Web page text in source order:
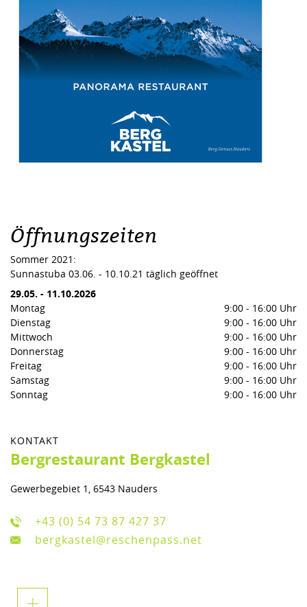
Öffnungszeiten
Sommer 2021:
Sunnastuba 03.06. - 10.10.21 täglich geöffnet
29.05. - 11.10.2026
Montag
9:00 - 16:00 Uhr
Dienstag
9:00 - 16:00 Uhr
Mittwoch
9:00 - 16:00 Uhr
Donnerstag
9:00 - 16:00 Uhr
Freitag
9:00 - 16:00 Uhr
Samstag
9:00 - 16:00 Uhr
Sonntag
9:00 - 16:00 Uhr
KONTAKT
Bergrestaurant Bergkastel
Gewerbegebiet 1, 6543 Nauders
+43 (0) 54 73 87 427 37
bergkastel@reschenpass.net